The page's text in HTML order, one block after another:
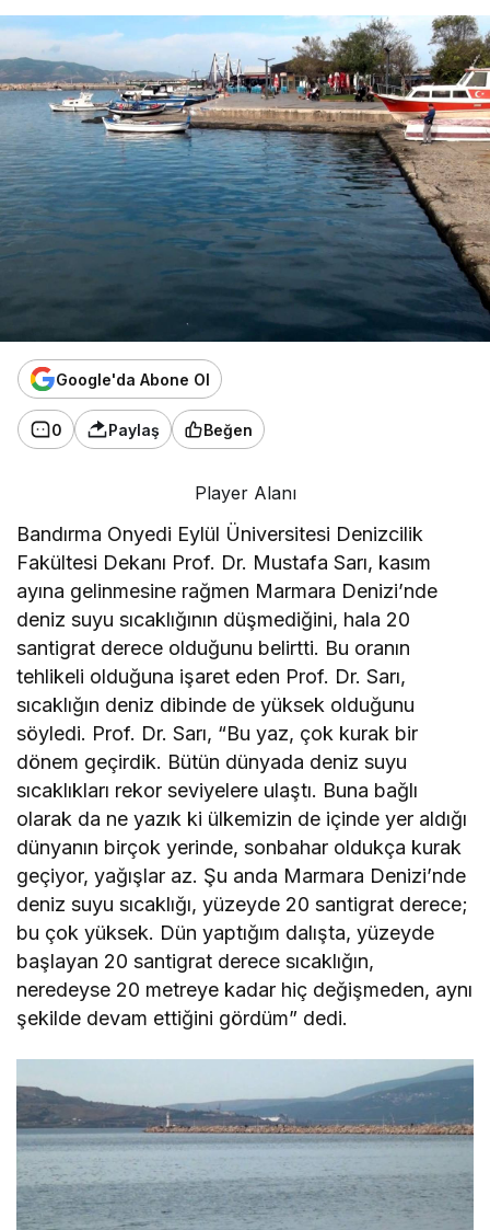
Google'da Abone Ol
0 Paylaş Beğen
Player Alanı
Bandırma Onyedi Eylül Üniversitesi Denizcilik
Fakültesi Dekanı Prof. Dr. Mustafa Sarı, kasım
ayına gelinmesine rağmen Marmara Denizi’nde
deniz suyu sıcaklığının düşmediğini, hala 20
santigrat derece olduğunu belirtti. Bu oranın
tehlikeli olduğuna işaret eden Prof. Dr. Sarı,
sıcaklığın deniz dibinde de yüksek olduğunu
söyledi. Prof. Dr. Sarı, “Bu yaz, çok kurak bir
dönem geçirdik. Bütün dünyada deniz suyu
sıcaklıkları rekor seviyelere ulaştı. Buna bağlı
olarak da ne yazık ki ülkemizin de içinde yer aldığı
dünyanın birçok yerinde, sonbahar oldukça kurak
geçiyor, yağışlar az. Şu anda Marmara Denizi’nde
deniz suyu sıcaklığı, yüzeyde 20 santigrat derece;
bu çok yüksek. Dün yaptığım dalışta, yüzeyde
başlayan 20 santigrat derece sıcaklığın,
neredeyse 20 metreye kadar hiç değişmeden, aynı
şekilde devam ettiğini gördüm” dedi.